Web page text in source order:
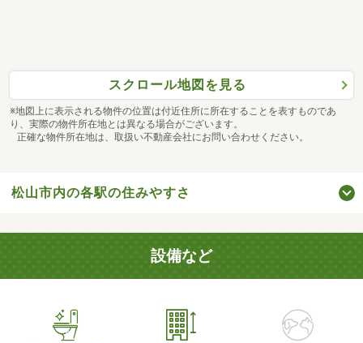
スクロール地図を見る
※地図上に表示される物件の位置は付近住所に所在することを表すものであ
り、実際の物件所在地とは異なる場合がございます。
正確な物件所在地は、取扱い不動産会社にお問い合わせください。
松山市内の各駅の住みやすさ
設備など